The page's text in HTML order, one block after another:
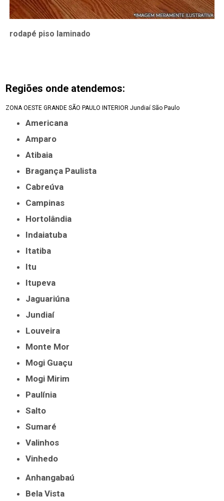
rodapé piso laminado
Regiões onde atendemos:
ZONA OESTE GRANDE SÃO PAULO INTERIOR Jundiaí São Paulo
Americana
Amparo
Atibaia
Bragança Paulista
Cabreúva
Campinas
Hortolândia
Indaiatuba
Itatiba
Itu
Itupeva
Jaguariúna
Jundiaí
Louveira
Monte Mor
Mogi Guaçu
Mogi Mirim
Paulínia
Salto
Sumaré
Valinhos
Vinhedo
Anhangabaú
Bela Vista